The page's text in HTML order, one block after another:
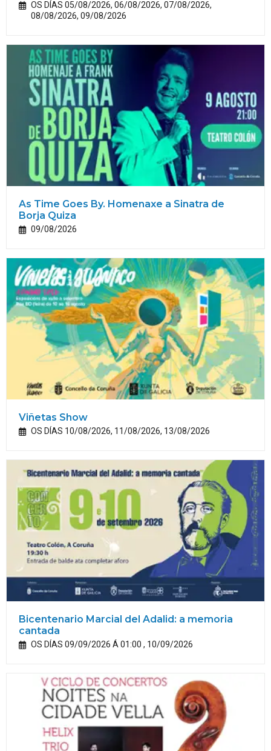
OS DÍAS 05/08/2026, 06/08/2026, 07/08/2026,
08/08/2026, 09/08/2026
As Time Goes By. Homenaxe a Sinatra de
Borja Quiza
09/08/2026
Viñetas Show
OS DÍAS 10/08/2026, 11/08/2026, 13/08/2026
Bicentenario Marcial del Adalid: a memoria
cantada
OS DÍAS 09/09/2026 Á 01:00 , 10/09/2026